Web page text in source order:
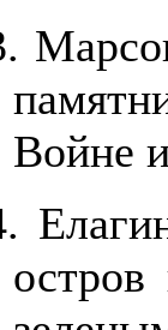
Войне